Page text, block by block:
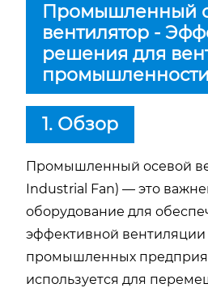
Промышленный
вентилятор -
решения для
промышленности
1. Обзор
Промышленный осевой
Industrial Fan) — это
оборудование для
эффективной
промышленных
используется для